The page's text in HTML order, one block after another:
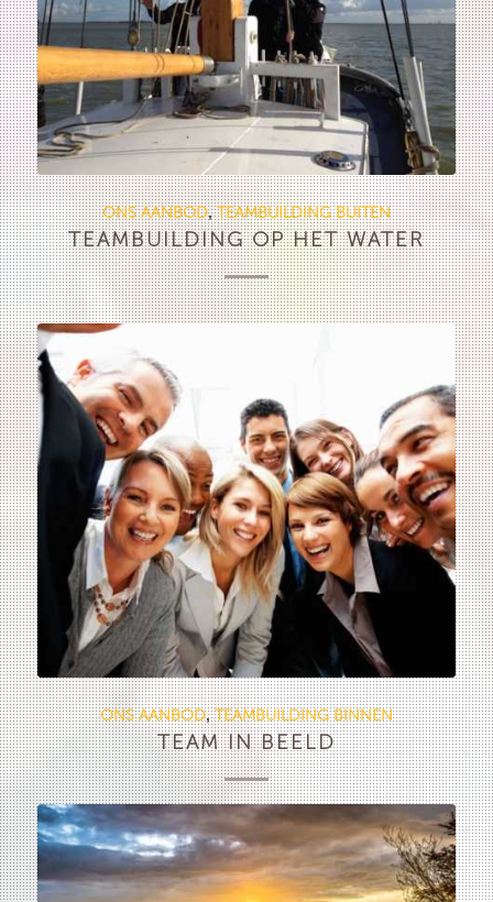
ONS AANBOD,TEAMBUILDING BUITEN
TEAMBUILDING OP HET WATER
ONS AANBOD,TEAMBUILDING BINNEN
TEAM IN BEELD